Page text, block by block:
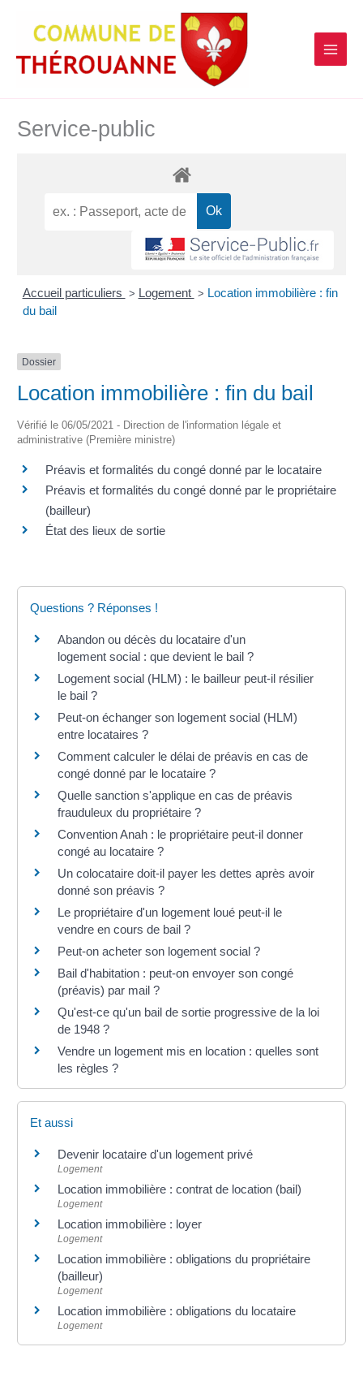
contenu
Service-public
Accueil particuliers > Logement > Location immobilière : fin
du bail
Dossier
Location immobilière : fin du bail
Vérifié le 06/05/2021 - Direction de l'information légale et
administrative (Première ministre)
Préavis et formalités du congé donné par le locataire
Préavis et formalités du congé donné par le propriétaire
(bailleur)
État des lieux de sortie
Questions ? Réponses !
Abandon ou décès du locataire d'un
logement social : que devient le bail ?
Logement social (HLM) : le bailleur peut-il résilier
le bail ?
Peut-on échanger son logement social (HLM)
entre locataires ?
Comment calculer le délai de préavis en cas de
congé donné par le locataire ?
Quelle sanction s'applique en cas de préavis
frauduleux du propriétaire ?
Convention Anah : le propriétaire peut-il donner
congé au locataire ?
Un colocataire doit-il payer les dettes après avoir
donné son préavis ?
Le propriétaire d'un logement loué peut-il le
vendre en cours de bail ?
Peut-on acheter son logement social ?
Bail d'habitation : peut-on envoyer son congé
(préavis) par mail ?
Qu'est-ce qu'un bail de sortie progressive de la loi
de 1948 ?
Vendre un logement mis en location : quelles sont
les règles ?
Et aussi
Devenir locataire d'un logement privé
Logement
Location immobilière : contrat de location (bail)
Logement
Location immobilière : loyer
Logement
Location immobilière : obligations du propriétaire
(bailleur)
Logement
Location immobilière : obligations du locataire
Logement